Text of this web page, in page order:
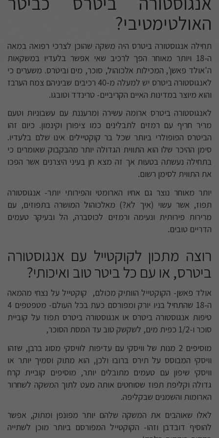
האולטימטיבי?
תחילה אנגוסטורה ביטרס היה משקה שהוכן לצרכי רפואה במאה
ה-18 ויותר מאוחר הפך לרכיב שאי אפשר בלעדיו במשקאות
ה'אולד פאשן', המכילות אלכוהול, סוכר, מים וביטרס. משערים כי
לאנגוסטורה ביטרס יש למעלה מ-40 רכיבים שביניהם צמח הערבז
והוא מיוצר במדינות האיים הקריביים- טרינדד וטובגו.
לאנגוסטורה ביטרס ארומה עשירה ומרעננת עם עשבוניות וטעם
מריר חריף עם רמזים לתבלינים כמו ציפורן וקינמון. כיום זהו
הביטרס הפופולרי ביותר שכל בר קוקטיילים אינו שלם בלעדיו.
סימן ההיכר שלו הוא התווית הגדולה יותר מהבקבוק שאומרים כי
בתחילה נעשתה בטעות אך זה מצא חן בעיני היצרנים אשר הפכו
את התווית לסימן רשום.
יותר מאוחר נוצר גם אחיו הארומטי והפירותי יותר- אנגוסטורה
תפוז, אשר עשוי (איך לא?) מאלכוהול המושרה בתפוזים, עם
מרירות פירותית ונעימה ורמזים לכוסברה, הל ובעיקר טעמים
הדריים טובים.
רוצה מתכון לקוקטייל עם אנגוסטורה
ביטרס, או עם כל ביטר טוב ואיכותי?
אולד פאשן- הקוקטייל הוותיק מכולם, קוקטייל על נצחי מהמאה
ה-18 שהתחיל בניו יורק ומפורסם כעת בכל העולם- מטפטפים 4
טיפות אנגוסטורה ביטרס או אנגוסטורה ביטרס תפוז על קוביית
סוכר ו-1/2 כפית מים, לשקשק טוב עד המסת הסוכר,
מוסיפים 2 מנות של וויסקי עם עדיפות לוויסקי מסוג ברבן, שזהו
וויסקי המבוסס על תירס ברובו ולכן, הוא מתוק וסמיך יותר או
וויסקי שיפון עם טעמים מתובלים יותר, מוסיפים קוביית קרח
גדולה וקליפת תפוז שסוחטים אותה מעט לתוך המשקה לשחרור
הארומות והשמנים שבקליפה.
לאלו שאוהבים את המשקה שלהם יותר מפונפן ומתוק, אפשר
להוסיף דובדבן וזהו- הקוקטייל המפורסם ביותר מוכן לשתייה